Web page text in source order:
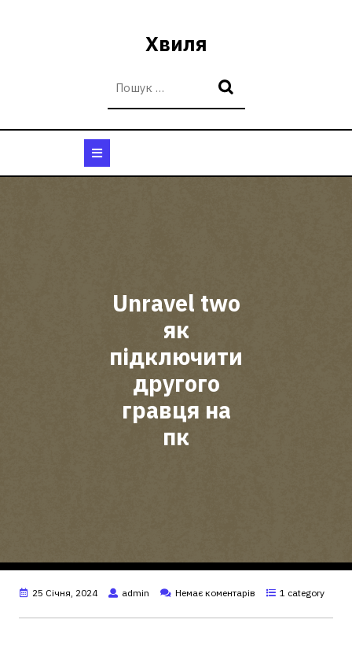
Хвиля
Unravel two
як
підключити
другого
гравця на
пк
25 Січня, 2024 admin Немає коментарів 1 category